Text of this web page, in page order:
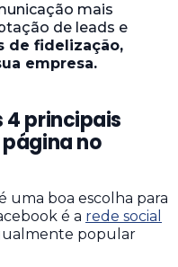
mais
de leads e
de fidelização,
empresa.
4 principais
no
uma boa escolha para
é a rede social
popular